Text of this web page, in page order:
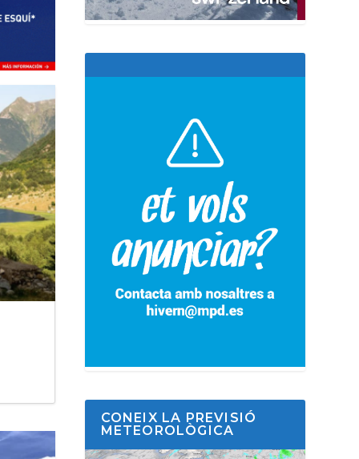
CONEIX LA PREVISIÓ
METEOROLÒGICA